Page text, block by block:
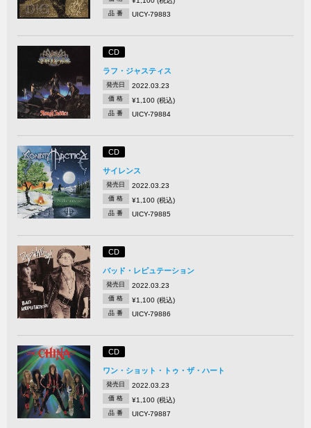
品 番 UICY-79883
CD
ラフ・ジャスティス
発売日 2022.03.23
価 格 ¥1,100 (税込)
品 番 UICY-79884
CD
サイレンス
発売日 2022.03.23
価 格 ¥1,100 (税込)
品 番 UICY-79885
CD
バッド・レピュテーション
発売日 2022.03.23
価 格 ¥1,100 (税込)
品 番 UICY-79886
CD
ワン・ショット・トゥ・ザ・ハート
発売日 2022.03.23
価 格 ¥1,100 (税込)
品 番 UICY-79887